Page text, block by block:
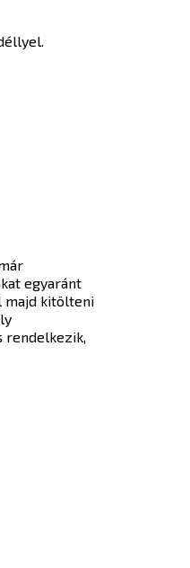
egyaránt
majd kitölteni
rendelkezik,